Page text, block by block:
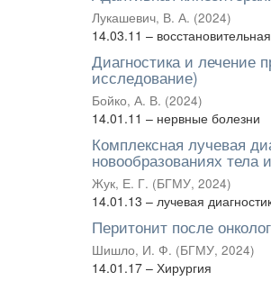
Лукашевич, В. А. (2024)
14.03.11 –
Диагностика и лечение
исследование)
Бойко, А. В. (2024)
14.01.11 – нервные болезни
Комплексная лучевая
новообразованиях тела
Жук, Е. Г. (БГМУ, 2024)
14.01.13 – лучевая
Перитонит после
Шишло, И. Ф. (БГМУ, 2024)
14.01.17 – Хирургия